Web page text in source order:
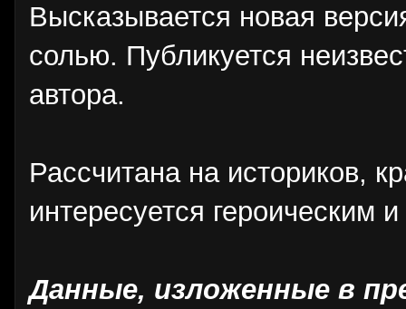
Высказывается новая
солью. Публикуется
автора.
Рассчитана на историков,
интересуется
Данные, изложенные в